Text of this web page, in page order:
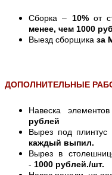
Сборка – 10%от
менее, чем 1000 руб
Выезд сборщика за
ДОПОЛНИТЕЛЬНЫЕ
Навеска
рублей
Вырез под
каждый выпил.
Вырез в
- 1000 рублей./шт.